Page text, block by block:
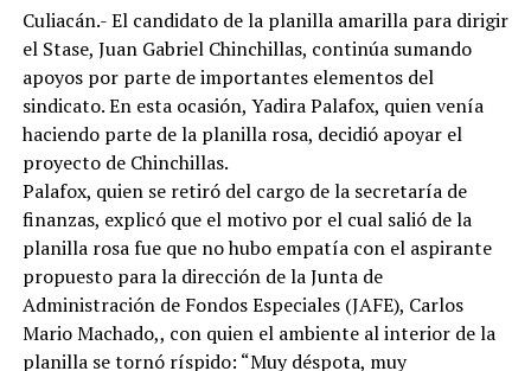
Culiacán.- El candidato de la planilla amarilla para dirigir
el Stase, Juan Gabriel Chinchillas, continúa sumando
apoyos por parte de importantes elementos del
sindicato. En esta ocasión, Yadira Palafox, quien venía
haciendo parte de la planilla rosa, decidió apoyar el
proyecto de Chinchillas.
Palafox, quien se retiró del cargo de la secretaría de
finanzas, explicó que el motivo por el cual salió de la
planilla rosa fue que no hubo empatía con el aspirante
propuesto para la dirección de la Junta de
Administración de Fondos Especiales (JAFE), Carlos
Mario Machado,, con quien el ambiente al interior de la
planilla se tornó ríspido: “Muy déspota, muy